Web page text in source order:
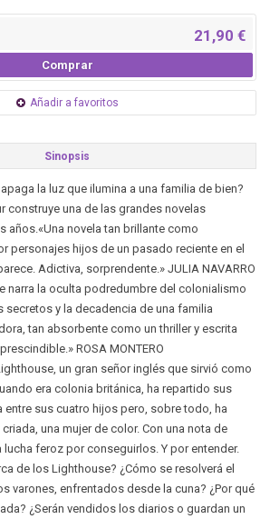
21,90 €
Comprar
Añadir a favoritos
Sinopsis
la luz que ilumina a una familia de bien?
construye una de las grandes novelas
años.«Una novela tan brillante como
personajes hijos de un pasado reciente en el
Adictiva, sorprendente.» JULIA NAVARRO
narra la oculta podredumbre del colonialismo
secretos y la decadencia de una familia
tan absorbente como un thriller y escrita
ROSA MONTERO
un gran señor inglés que sirvió como
era colonia británica, ha repartido sus
sus cuatro hijos pero, sobre todo, ha
una mujer de color. Con una nota de
lucha feroz por conseguirlos. Y por entender.
de los Lighthouse? ¿Cómo se resolverá el
varones, enfrentados desde la cuna? ¿Por qué
¿Serán vendidos los diarios o guardan un